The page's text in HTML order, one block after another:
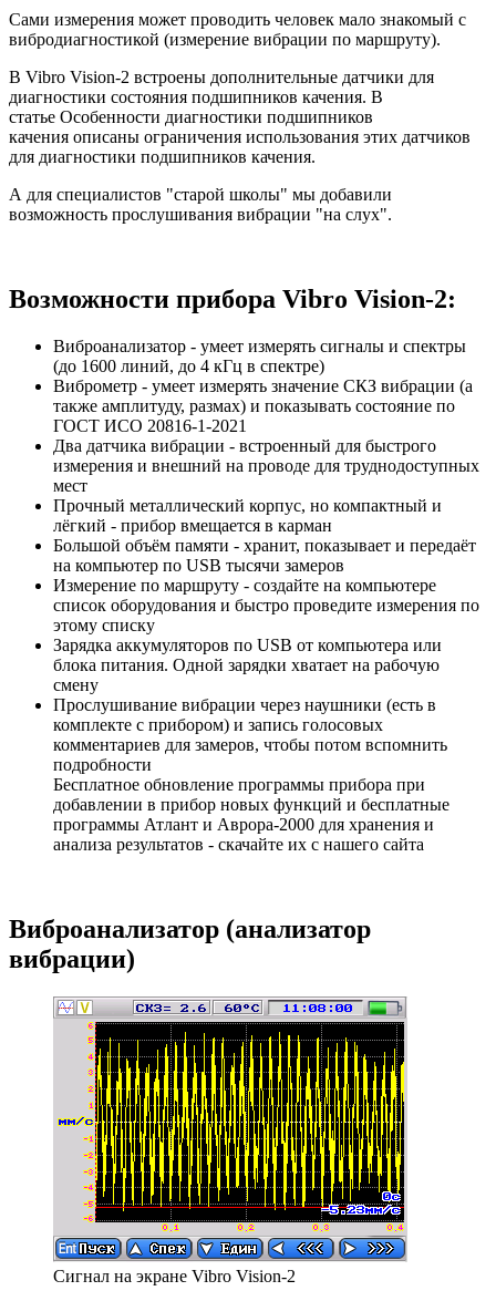
Сами измерения может проводить человек мало знакомый с
вибродиагностикой (измерение вибрации по маршруту).
В Vibro Vision-2 встроены дополнительные датчики для
диагностики состояния подшипников качения. В
статье Особенности диагностики подшипников
качения описаны ограничения использования этих датчиков
для диагностики подшипников качения.
А для специалистов "старой школы" мы добавили
возможность прослушивания вибрации "на слух".
Возможности прибора Vibro Vision-2:
Виброанализатор - умеет измерять сигналы и спектры
(до 1600 линий, до 4 кГц в спектре)
Виброметр - умеет измерять значение СКЗ вибрации (а
также амплитуду, размах) и показывать состояние по
ГОСТ ИСО 20816-1-2021
Два датчика вибрации - встроенный для быстрого
измерения и внешний на проводе для труднодоступных
мест
Прочный металлический корпус, но компактный и
лёгкий - прибор вмещается в карман
Большой объём памяти - хранит, показывает и передаёт
на компьютер по USB тысячи замеров
Измерение по маршруту - создайте на компьютере
список оборудования и быстро проведите измерения по
этому списку
Зарядка аккумуляторов по USB от компьютера или
блока питания. Одной зарядки хватает на рабочую
смену
Прослушивание вибрации через наушники (есть в
комплекте с прибором) и запись голосовых
комментариев для замеров, чтобы потом вспомнить
подробности
Бесплатное обновление программы прибора при
добавлении в прибор новых функций и бесплатные
программы Атлант и Аврора-2000 для хранения и
анализа результатов - скачайте их с нашего сайта
Виброанализатор (анализатор
вибрации)
Сигнал на экране Vibro Vision-2